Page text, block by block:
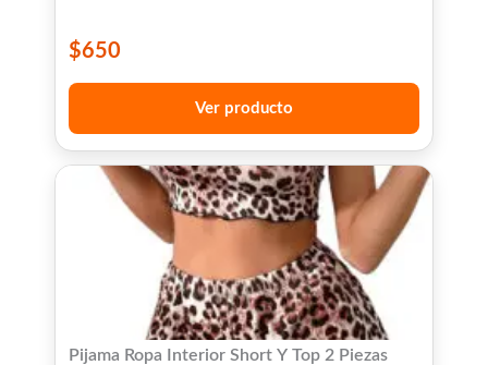
$650
Ver producto
Pijama Ropa Interior Short Y Top 2 Piezas